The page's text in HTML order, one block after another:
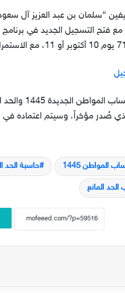
ديسمبر الجاري أي مع بداية العام 2024، مع
نهاية
المواطن 1445 حاسبة الحد
المانع